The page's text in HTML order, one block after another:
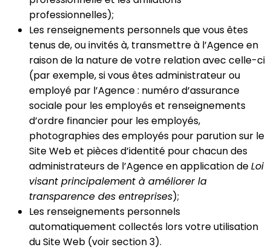
professionnelles);
Les renseignements personnels que vous êtes
tenus de, ou invités à, transmettre à l’Agence en
raison de la nature de votre relation avec celle-ci
(par exemple, si vous êtes administrateur ou
employé par l’Agence : numéro d’assurance
sociale pour les employés et renseignements
d’ordre financier pour les employés,
photographies des employés pour parution sur le
Site Web et pièces d’identité pour chacun des
administrateurs de l’Agence en application deLoi
visant principalement à améliorer la
transparence des entreprises);
Les renseignements personnels
automatiquement collectés lors votre utilisation
du Site Web (voir section 3).